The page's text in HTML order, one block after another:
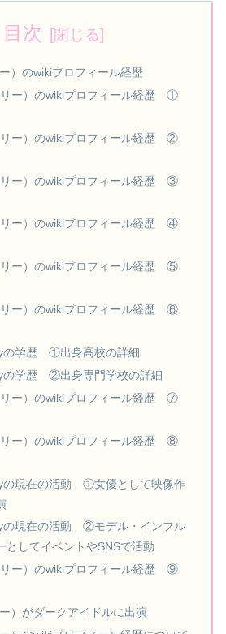
目次
）のwikiプロフィール経歴
ー）のwikiプロフィール経歴 ①
ー）のwikiプロフィール経歴 ②
ー）のwikiプロフィール経歴 ③
ー）のwikiプロフィール経歴 ④
ー）のwikiプロフィール経歴 ⑤
ー）のwikiプロフィール経歴 ⑥
の学歴 ①出身高校の詳細
の学歴 ②出身専門学校の詳細
ー）のwikiプロフィール経歴 ⑦
ー）のwikiプロフィール経歴 ⑧
の現在の活動 ①女優として映像作
の現在の活動 ②モデル・インフル
としてイベントやSNSで活動
ー）のwikiプロフィール経歴 ⑨
）がダークアイドルに出演